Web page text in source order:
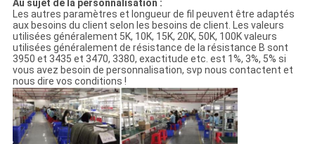
Au sujet de la personnalisation :
Les autres paramètres et longueur de fil peuvent être adaptés
aux besoins du client selon les besoins de client. Les valeurs
utilisées généralement 5K, 10K, 15K, 20K, 50K, 100K valeurs
utilisées généralement de résistance de la résistance B sont
3950 et 3435 et 3470, 3380, exactitude etc. est 1%, 3%, 5% si
vous avez besoin de personnalisation, svp nous contactent et
nous dire vos conditions !